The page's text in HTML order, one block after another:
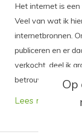
Het internet is
Veel van wat ik
internetbronnen.
publiceren en er
verkocht, deel ik
betrouwbare,
Lees meer
Op